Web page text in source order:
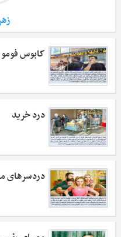
کابوس فومو
درد خرید
دردسرهای